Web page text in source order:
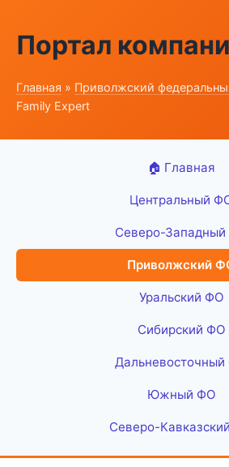
Портал
Главная » Приволжский
Family Expert
🏠 Главная
Центральный
Северо-
Приволжский
Уральский ФО
Сибирский ФО
Южный ФО
Северо-